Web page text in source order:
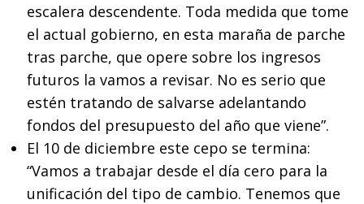
escalera descendente. Toda medida que tome
el actual gobierno, en esta maraña de parche
tras parche, que opere sobre los ingresos
futuros la vamos a revisar. No es serio que
estén tratando de salvarse adelantando
fondos del presupuesto del año que viene”.
El 10 de diciembre este cepo se termina:
“Vamos a trabajar desde el día cero para la
unificación del tipo de cambio. Tenemos que